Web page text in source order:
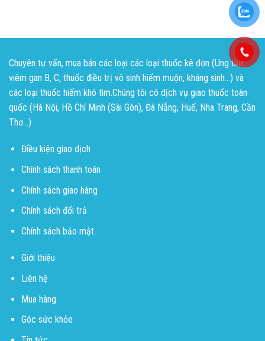
Chuyên tư vấn, mua bán các loại các loại thuốc kê đơn (Ung thư,
viêm gan B, C, thuốc điều trị vô sinh hiếm muộn, kháng sinh...) và
các loại thuốc hiếm khó tìm.Chúng tôi có dịch vụ giao thuốc toàn
quốc (Hà Nội, Hồ Chí Minh (Sài Gòn), Đà Nẵng, Huế, Nha Trang, Cần
Thơ...)
Điều kiện giao dịch
Chính sách thanh toán
Chính sách giao hàng
Chính sách đổi trả
Chính sách bảo mật
Giới thiệu
Liên hệ
Mua hàng
Góc sức khỏe